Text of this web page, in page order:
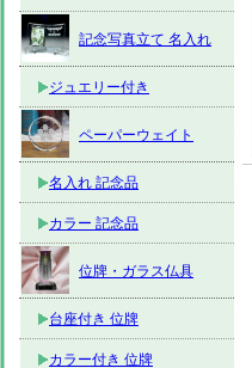
記念写真立て 名入れ
ジュエリー付き
ペーパーウェイト
名入れ 記念品
カラー 記念品
位牌・ガラス仏具
台座付き 位牌
カラー付き 位牌